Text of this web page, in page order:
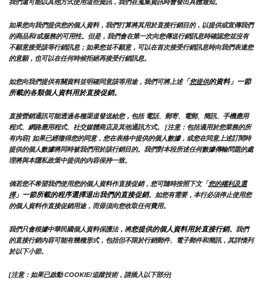
我們還可能以其他方式使用這些資訊，我們在蒐集資訊時會發出具體通知。
如果您向我們提供您的個人資料，我們打算將其用於直接行銷目的，以提供或宣傳我們
的商品和/或服務的可用性。但是，我們會在第一次向您傳送行銷訊息時確認您並沒有
不願意接受該等行銷訊息；如果您並不願意，可以在首次接受行銷訊息時向我們表達您
的意願，也可以在任何時候拒絕再接受行銷訊息。
如您向我們提供有關資料並明確同意該等用途，我們可將上述「您提供的資料」一節
所載的各類個人資料用於直接促銷。
直接營銷通訊可能透過各種渠道發送給您，包括 電話、郵寄、電郵、簡訊、手機應用
程式、網路應用程式、社交媒體商店及其他通訊方式。 [注意：包括適用於您業務的所
有內容] 如果已經徵得您的同意，您在表格中提供的個人數據，或您在同意上述訂閱時
提供的個人數據將同時被我們用於該行銷目的。我們對本段所述任何數據傳輸問題的處
理將與本隱私政策中提供的內容保持一致。
倘若您不希望我們使用您的個人資料作直接促銷，您可隨時按照下文「您的權利及選
擇」一節所載的程序選擇退出我們的直接促銷。如您有需要，本行必須停止使用您
的個人資料作直接促銷用途，而毋須向您收取任何費用。
我們只會根據中華民國個人資料保護法，將您提供的個人資料用於直接行銷。我們
的直接行銷內容可能有幾種形式，包括但不限於行銷郵件、電子郵件和簡訊，其詳情列
於以下小節。
[注意：如果已啟動 COOKIE/追蹤技術，請插入以下部分]